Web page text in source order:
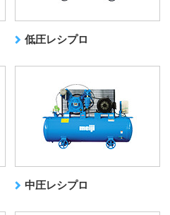
低圧レシプロ
中圧レシプロ